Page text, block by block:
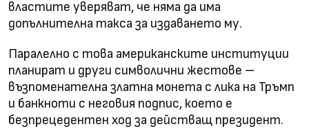
властите уверяват, че няма да има
допълнителна такса за издаването му.
Паралелно с това американските институции
планират и други символични жестове –
възпоменателна златна монета с лика на Тръмп
и банкноти с неговия подпис, което е
безпрецедентен ход за действащ президент.